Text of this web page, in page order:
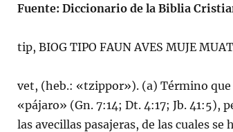
Fuente: Diccionario de la Biblia
tip, BIOG TIPO FAUN AVES MUJE
vet, (heb.: «tzippor»). (a) Término
«pájaro» (Gn. 7:14; Dt. 4:17; Jb. 41:5),
las avecillas pasajeras, de las cuales se